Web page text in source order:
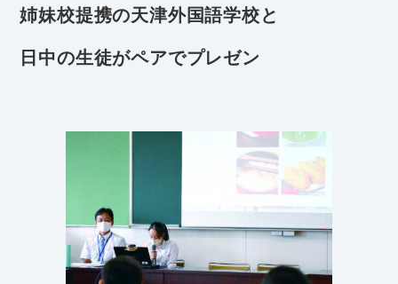
姉妹校提携の天津外国語学校と
日中の生徒がペアでプレゼン